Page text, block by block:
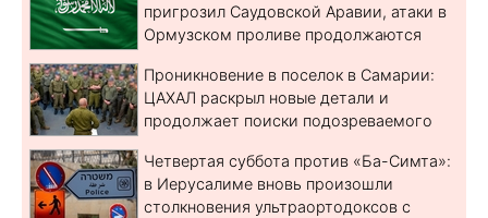
пригрозил Саудовской Аравии, атаки в
Ормузском проливе продолжаются
Проникновение в поселок в Самарии:
ЦАХАЛ раскрыл новые детали и
продолжает поиски подозреваемого
Четвертая суббота против «Ба-Симта»:
в Иерусалиме вновь произошли
столкновения ультраортодоксов с